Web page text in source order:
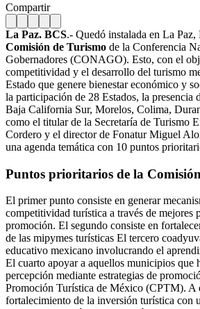
Compartir
La Paz. BCS.- Quedó instalada en La
Comisión de Turismo de la Conferencia
Gobernadores (CONAGO). Esto, con el
competitividad y el desarrollo del turismo
Estado que genere bienestar económico y
la participación de 28 Estados, la presencia
Baja California Sur, Morelos, Colima,
como el titular de la Secretaría de Turismo
Cordero y el director de Fonatur Miguel
una agenda temática con 10 puntos
Puntos prioritarios de la
El primer punto consiste en generar
competitividad turística a través de mejores
promoción. El segundo consiste en
de las mipymes turísticas El tercero
educativo mexicano involucrando el
El cuarto apoyar a aquellos municipios que
percepción mediante estrategias de
Promoción Turística de México (CPTM). A
fortalecimiento de la inversión turística con